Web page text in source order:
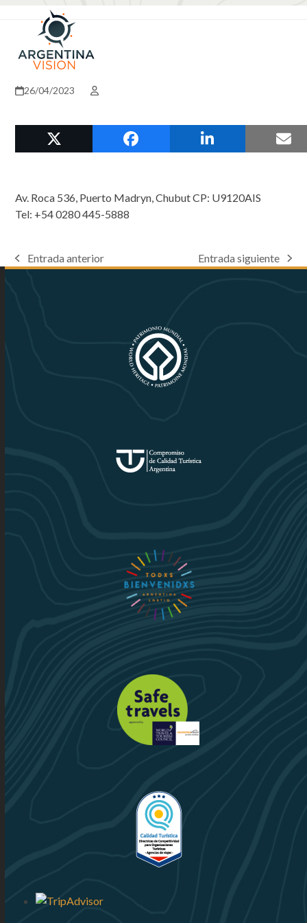
Open
mobile
menu
Close
mobile
menu
26/04/2023
Av. Roca 536, Puerto Madryn, Chubut CP: U9120AIS
Tel: +54 0280 445-5888
previous
Entrada anterior
next
Entrada siguiente